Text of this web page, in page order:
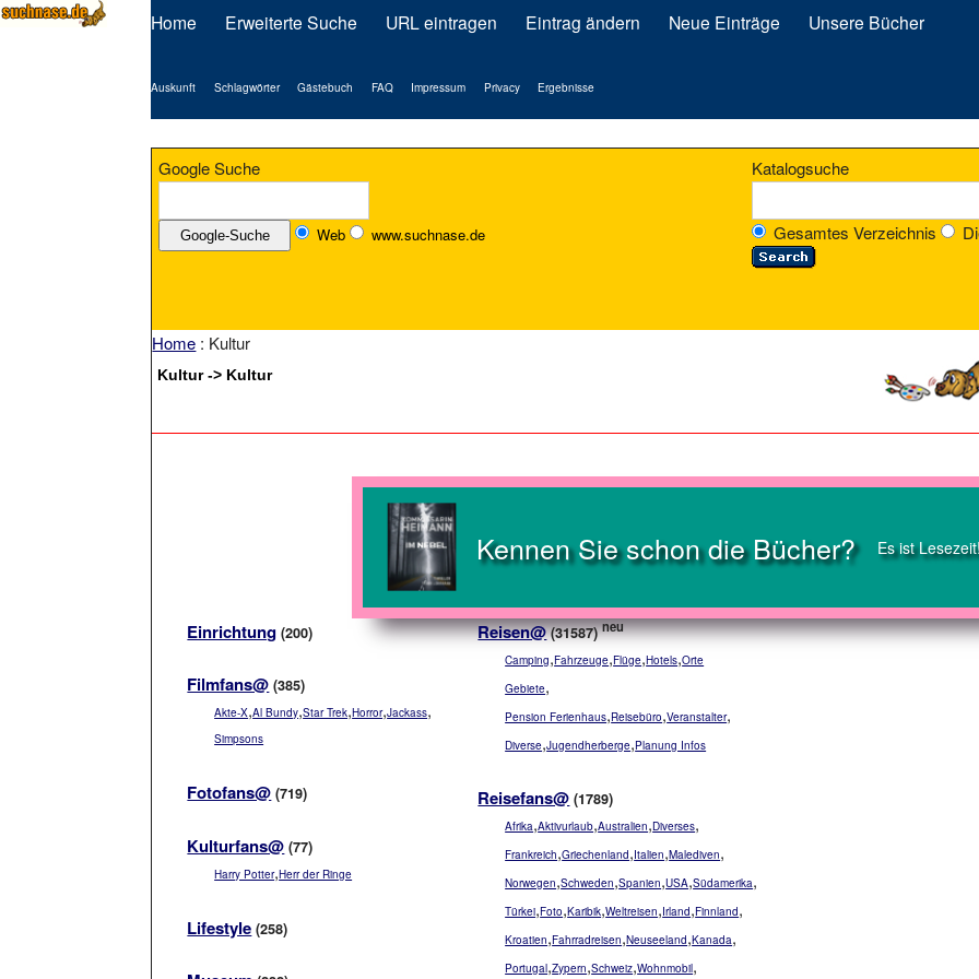
Home Erweiterte Suche URL eintragen Eintrag ändern Neue Einträge Unsere Bücher
Auskunft Schlagwörter Gästebuch FAQ Impressum Privacy Ergebnisse
Google Suche
Web www.suchnase.de
Katalogsuche
Gesamtes Verzeichnis
Home : Kultur
Kultur -> Kultur
Kennen Sie schon die Bücher? Es ist
Einrichtung (200)
Filmfans@ (385)
Akte-X,Al Bundy,Star Trek,Horror,Jackass,
Simpsons
Fotofans@ (719)
Kulturfans@ (77)
Harry Potter,Herr der Ringe
Lifestyle (258)
Reisen@ (31587) neu
Camping,Fahrzeuge,Flüge,Hotels,Orte
Gebiete,
Pension Ferienhaus,Reisebüro,Veranstalter,
Diverse,Jugendherberge,Planung Infos
Reisefans@ (1789)
Afrika,Aktivurlaub,Australien,Diverses,
Frankreich,Griechenland,Italien,Malediven,
Norwegen,Schweden,Spanien,USA,Südamerika,
Türkei,Foto,Karibik,Weltreisen,Irland,Finnland,
Kroatien,Fahrradreisen,Neuseeland,Kanada,
Portugal,Zypern,Schweiz,Wohnmobil,